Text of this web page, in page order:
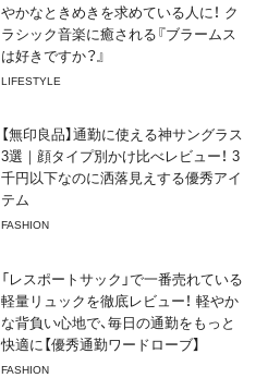
やかなときめきを求めている人に！ ク
ラシック音楽に癒される『ブラームス
は好きですか？』
LIFESTYLE
【無印良品】通勤に使える神サングラス
3選｜顔タイプ別かけ比べレビュー！ 3
千円以下なのに洒落見えする優秀アイ
テム
FASHION
「レスポートサック」で一番売れている
軽量リュックを徹底レビュー！ 軽やか
な背負い心地で、毎日の通勤をもっと
快適に【優秀通勤ワードローブ】
FASHION